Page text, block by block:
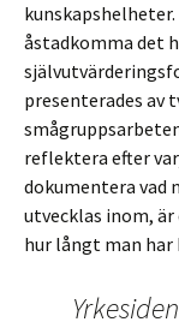
åstadkomma det
presenterades av
reflektera efter
dokumentera vad
utvecklas inom,
hur långt man har